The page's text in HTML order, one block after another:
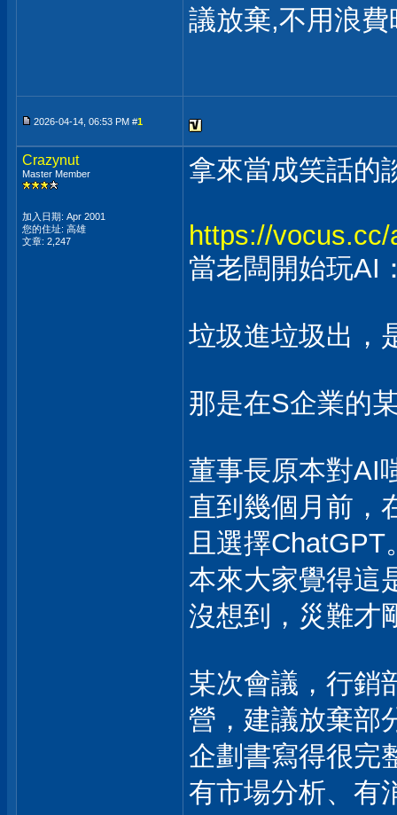
議放棄,不用浪費
2026-04-14, 06:53 PM #1
Crazynut
Master Member
加入日期: Apr 2001
您的住址: 高雄
文章: 2,247
拿來當成笑話
https://
當老闆開始玩AI
垃圾進垃圾出，
那是在S企業的
董事長原本對AI
直到幾個月前，
且選擇ChatGPT
本來大家覺得這
沒想到，災難才
某次會議，行銷
營，建議放棄部
企劃書寫得很完
有市場分析、有